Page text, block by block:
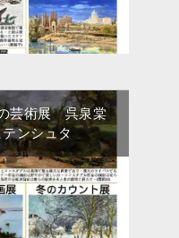
芸術展 呉泉棠
ンシュタ